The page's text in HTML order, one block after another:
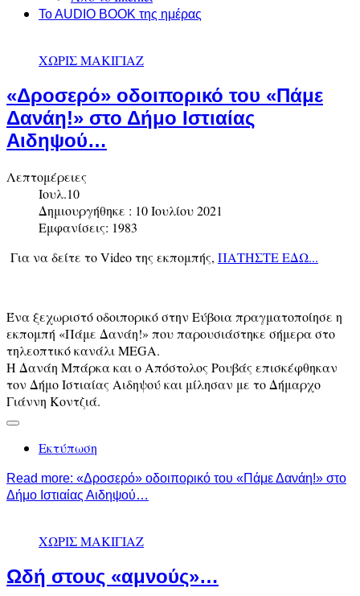
To AUDIO BOOK της ημέρας
ΧΩΡΙΣ ΜΑΚΙΓΙΑΖ
«Δροσερό» οδοιπορικό του «Πάμε
Δανάη!» στο Δήμο Ιστιαίας
Αιδηψού…
Λεπτομέρειες
Ιουλ.10
Δημιουργήθηκε : 10 Ιουλίου 2021
Εμφανίσεις: 1983
Για να δείτε το Video της εκπομπής, ΠΑΤΗΣΤΕ ΕΔΩ...
Ένα ξεχωριστό οδοιπορικό στην Εύβοια πραγματοποίησε η
εκπομπή «Πάμε Δανάη!» που παρουσιάστηκε σήμερα στο
τηλεοπτικό κανάλι MEGA.
Η Δανάη Μπάρκα και ο Απόστολος Ρουβάς επισκέφθηκαν
τον Δήμο Ιστιαίας Αιδηψού και μίλησαν με το Δήμαρχο
Γιάννη Κοντζιά.
Εκτύπωση
Read more: «Δροσερό» οδοιπορικό του «Πάμε Δανάη!» στο
Δήμο Ιστιαίας Αιδηψού…
ΧΩΡΙΣ ΜΑΚΙΓΙΑΖ
Ωδή στους «αμνούς»…